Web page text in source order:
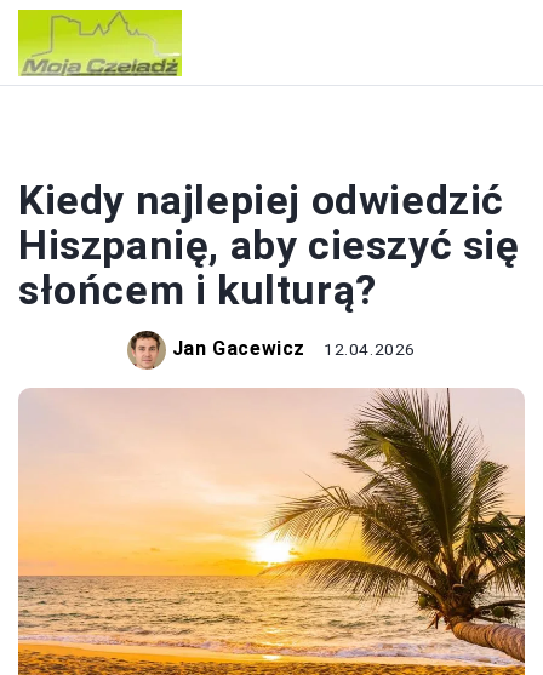
Kiedy najlepiej odwiedzić
Hiszpanię, aby cieszyć się
słońcem i kulturą?
Jan Gacewicz 12.04.2026